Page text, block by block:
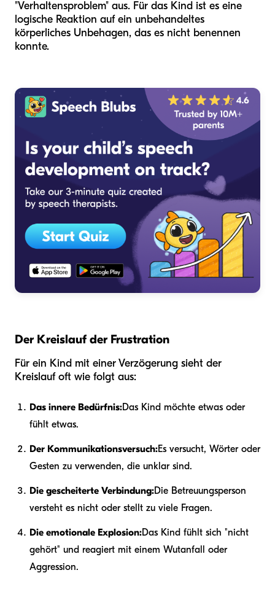
"Verhaltensproblem" aus. Für das Kind ist es eine
logische Reaktion auf ein unbehandeltes
körperliches Unbehagen, das es nicht benennen
konnte.
Der Kreislauf der Frustration
Für ein Kind mit einer Verzögerung sieht der
Kreislauf oft wie folgt aus:
Das innere Bedürfnis:Das Kind möchte etwas oder
fühlt etwas.
Der Kommunikationsversuch:Es versucht, Wörter oder
Gesten zu verwenden, die unklar sind.
Die gescheiterte Verbindung:Die Betreuungsperson
versteht es nicht oder stellt zu viele Fragen.
Die emotionale Explosion:Das Kind fühlt sich "nicht
gehört" und reagiert mit einem Wutanfall oder
Aggression.